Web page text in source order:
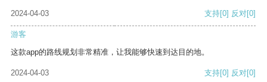
2024-04-03 支持[0] 反对[0]
游客
这款app的路线规划非常精准，让我能够快速到达目的地。
2024-04-03 支持[0] 反对[0]